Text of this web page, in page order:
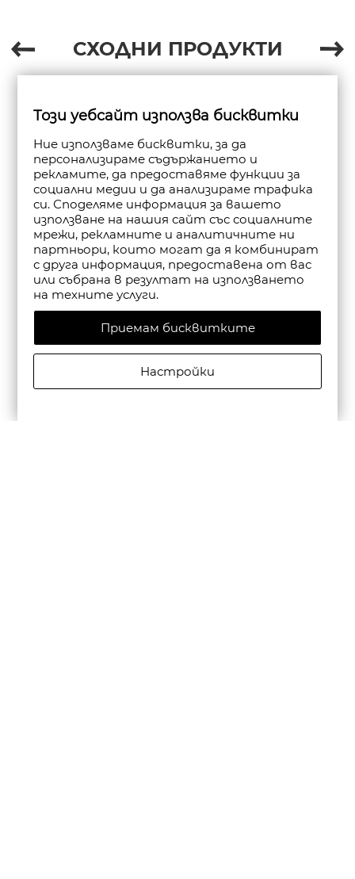
СХОДНИ ПРОДУКТИ
Този уебсайт използва бисквитки
Ние използваме бисквитки, за да
персонализираме съдържанието и
рекламите, да предоставяме функции за
социални медии и да анализираме трафика
си. Споделяме информация за вашето
използване на нашия сайт със социалните
мрежи, рекламните и аналитичните ни
партньори, които могат да я комбинират
с друга информация, предоставена от вас
или събрана в резултат на използването
на техните услуги.
Приемам бисквитките
Настройки